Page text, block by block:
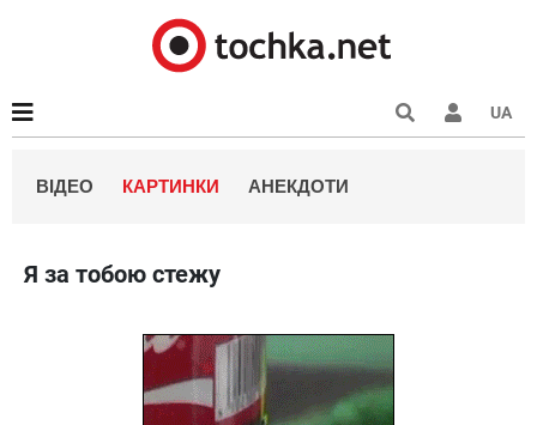
UA
ВІДЕО КАРТИНКИ АНЕКДОТИ
Я за тобою стежу